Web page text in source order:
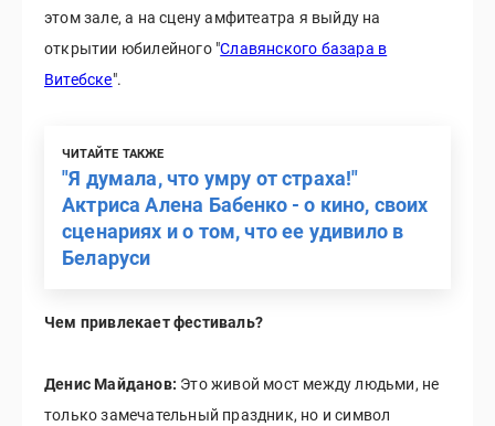
этом зале, а на сцену амфитеатра я выйду на
открытии юбилейного "Славянского базара в
Витебске".
ЧИТАЙТЕ ТАКЖЕ
"Я думала, что умру от страха!"
Актриса Алена Бабенко - о кино, своих
сценариях и о том, что ее удивило в
Беларуси
Чем привлекает фестиваль?
Денис Майданов: Это живой мост между людьми, не
только замечательный праздник, но и символ